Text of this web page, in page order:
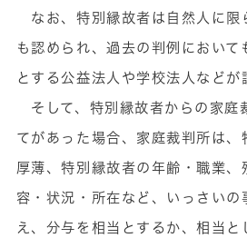
なお、特別縁故者は自然人に限
も認められ、過去の判例において
とする公益法人や学校法人などが
そして、特別縁故者からの家庭
てがあった場合、家庭裁判所は、
厚薄、特別縁故者の年齢・職業、
容・状況・所在など、いっさいの
え、分与を相当とするか、相当と